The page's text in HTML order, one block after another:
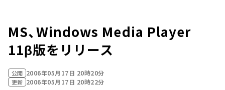
MS、Windows Media Player
11β版をリリース
公開 2006年05月17日 20時20分
更新 2006年05月17日 20時22分